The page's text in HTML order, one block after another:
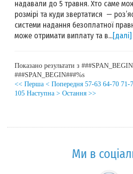
надавали до 5 травня. Хто саме
розмірі та куди звертатися —
системи надання безоплатної
може отримати виплату та в...[далі]
Показано результати з
###SPAN_BEGIN###%s
<< Перша < Попередня 57-63 64-70 71-
105 Наступна > Остання >>
Ми в